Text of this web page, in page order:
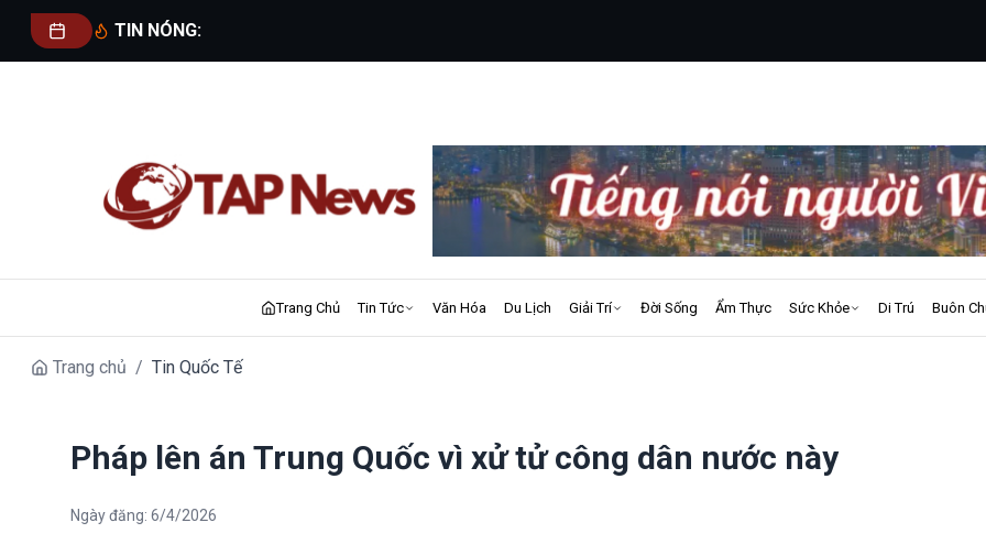
TIN NÓNG:
Trang Chủ Tin Tức Văn Hóa Du Lịch Giải Trí Đời Sống Ẩm Thực Sức Khỏe Di Trú Buôn
Trang chủ / Tin Quốc Tế
Pháp lên án Trung Quốc vì xử tử công dân nước này
Ngày đăng: 6/4/2026